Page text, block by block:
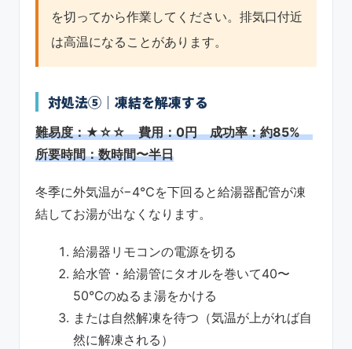
を切ってから作業してください。排気口付近
は高温になることがあります。
対処法⑤｜凍結を解凍する
難易度：★☆☆ 費用：0円 成功率：約85%
所要時間：数時間〜半日
冬季に外気温が−4℃を下回ると給湯器配管が凍
結してお湯が出なくなります。
給湯器リモコンの電源を切る
給水管・給湯管にタオルを巻いて40〜
50℃のぬるま湯をかける
または自然解凍を待つ（気温が上がれば自
然に解凍される）